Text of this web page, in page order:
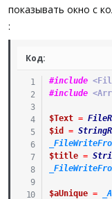
показывать окно с
:
Код:
#include
#include
$Text =
$id
=
$title =
$aUnique =